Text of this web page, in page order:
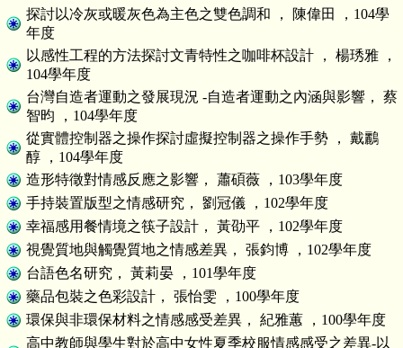
探討以冷灰或暖灰色為主色之雙色調和 ， 陳偉田 ，104學
年度
以感性工程的方法探討文青特性之咖啡杯設計 ， 楊琇雅 ，
104學年度
台灣自造者運動之發展現況 -自造者運動之內涵與影響， 蔡
智昀 ，104學年度
從實體控制器之操作探討虛擬控制器之操作手勢 ， 戴鸝
醇 ，104學年度
造形特徵對情感反應之影響， 蕭碩薇 ，103學年度
手持裝置版型之情感研究， 劉冠儀 ，102學年度
幸福感用餐情境之筷子設計， 黃劭平 ，102學年度
視覺質地與觸覺質地之情感差異， 張鈞博 ，102學年度
台語色名研究， 黃莉晏 ，101學年度
藥品包裝之色彩設計， 張怡雯 ，100學年度
環保與非環保材料之情感感受差異， 紀雅蕙 ，100學年度
高中教師與學生對於高中女性夏季校服情感感受之差異-以